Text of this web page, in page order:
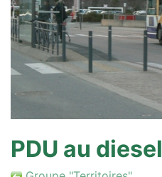
PDU au diesel